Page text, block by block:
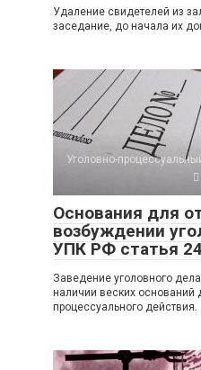
Удаление свидетелей из
заседание, до начала их
Уголовно-
Основания для
возбуждении
УПК РФ статья
Заведение уголовного
наличии веских оснований
процессуального действия.